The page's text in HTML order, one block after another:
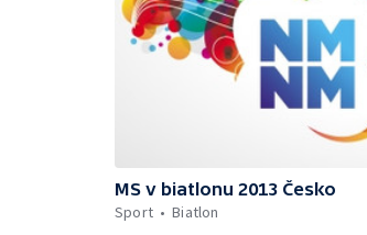
MS v biatlonu 2013 Česko
Sport
Biatlon